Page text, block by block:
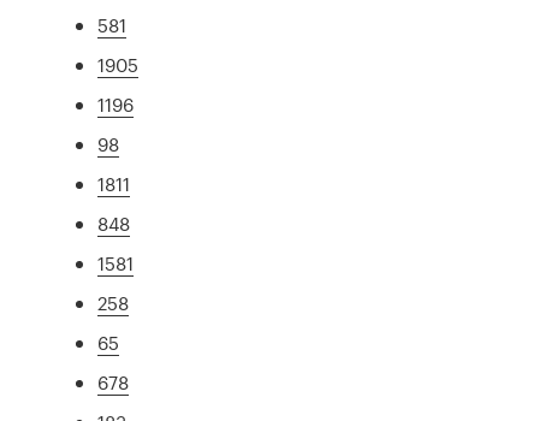
581
1905
1196
98
1811
848
1581
258
65
678